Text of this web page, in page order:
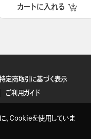
カートに入れる
定商取引に基づく表示
ご利用ガイド
、Cookieを使用していま